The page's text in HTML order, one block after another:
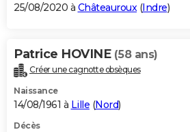
25/08/2020 à Châteauroux(Indre)
Patrice HOVINE (58 ans)
Créer une cagnotte obsèques
Naissance
14/08/1961 à Lille (Nord)
Décès